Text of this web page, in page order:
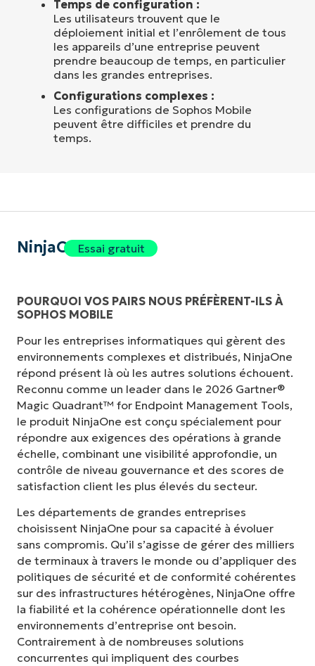
Temps de configuration :
Les utilisateurs trouvent que le
déploiement initial et l’enrôlement de tous
les appareils d’une entreprise peuvent
prendre beaucoup de temps, en particulier
dans les grandes entreprises.
Configurations complexes :
Les configurations de Sophos Mobile
peuvent être difficiles et prendre du
temps.
NinjaOneEssai gratuit
POURQUOI VOS PAIRS NOUS PRÉFÈRENT-ILS À
SOPHOS MOBILE
Pour les entreprises informatiques qui gèrent des
environnements complexes et distribués, NinjaOne
répond présent là où les autres solutions échouent.
Reconnu comme un leader dans le 2026 Gartner®
Magic Quadrant™ for Endpoint Management Tools,
le produit NinjaOne est conçu spécialement pour
répondre aux exigences des opérations à grande
échelle, combinant une visibilité approfondie, un
contrôle de niveau gouvernance et des scores de
satisfaction client les plus élevés du secteur.
Les départements de grandes entreprises
choisissent NinjaOne pour sa capacité à évoluer
sans compromis. Qu’il s’agisse de gérer des milliers
de terminaux à travers le monde ou d’appliquer des
politiques de sécurité et de conformité cohérentes
sur des infrastructures hétérogènes, NinjaOne offre
la fiabilité et la cohérence opérationnelle dont les
environnements d’entreprise ont besoin.
Contrairement à de nombreuses solutions
concurrentes qui impliquent des courbes